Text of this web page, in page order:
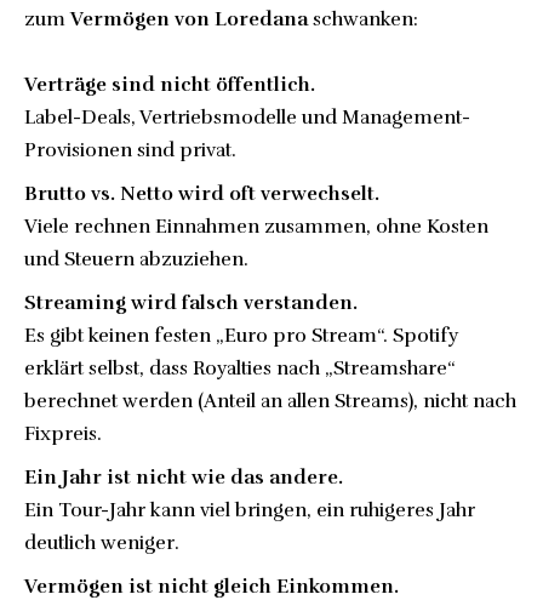
zumVermögen von Loredanaschwanken:
Verträge sind nicht öffentlich.
Label-Deals, Vertriebsmodelle und Management-
Provisionen sind privat.
Brutto vs. Netto wird oft verwechselt.
Viele rechnen Einnahmen zusammen, ohne Kosten
und Steuern abzuziehen.
Streaming wird falsch verstanden.
Es gibt keinen festen „Euro pro Stream“. Spotify
erklärt selbst, dass Royalties nach „Streamshare“
berechnet werden (Anteil an allen Streams), nicht nach
Fixpreis.
Ein Jahr ist nicht wie das andere.
Ein Tour-Jahr kann viel bringen, ein ruhigeres Jahr
deutlich weniger.
Vermögen ist nicht gleich Einkommen.